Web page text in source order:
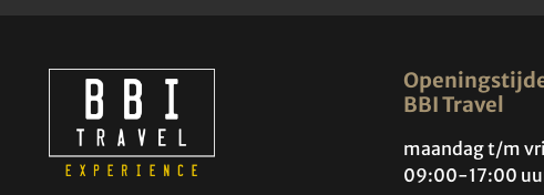
BBI Travel
maandag t/m
09:00-17:00